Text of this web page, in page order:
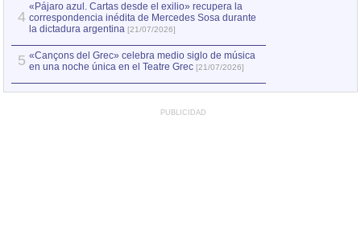
4
«Pájaro azul. Cartas desde el exilio» recupera la
correspondencia inédita de Mercedes Sosa durante
la dictadura argentina [21/07/2026]
5 «Cançons del Grec» celebra medio siglo de música
en una noche única en el Teatre Grec [21/07/2026]
PUBLICIDAD